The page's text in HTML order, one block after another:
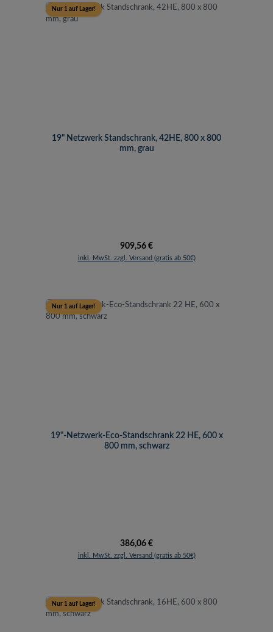
Nur 1 auf Lager!
19" Netzwerk Standschrank, 42HE, 800 x 800
mm, grau
Regulärer Preis:
909,56 €
inkl. MwSt. zzgl. Versand (gratis ab 50€)
Nur 1 auf Lager!
19"-Netzwerk-Eco-Standschrank 22 HE, 600 x
800 mm, schwarz
Regulärer Preis:
386,06 €
inkl. MwSt. zzgl. Versand (gratis ab 50€)
Nur 1 auf Lager!